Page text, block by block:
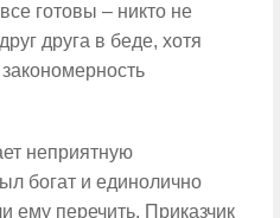
готовы – никто не
друга в беде, хотя
неприятную
богат и единолично
ему перечить. Приказчик